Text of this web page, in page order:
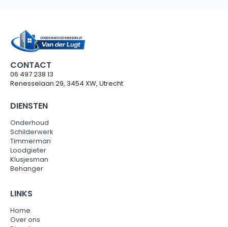
CONTACT
06 497 238 13
Renesselaan 29, 3454 XW, Utrecht
DIENSTEN
Onderhoud
Schilderwerk
Timmerman
Loodgieter
Klusjesman
Behanger
LINKS
Home
Over ons